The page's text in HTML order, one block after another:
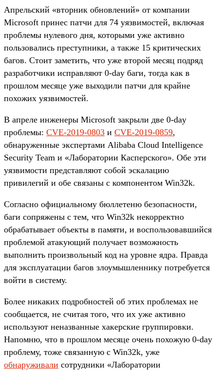
Апрельский «вторник обновлений» от компании
Microsoft принес патчи для 74 уязвимостей, включая
проблемы нулевого дня, которыми уже активно
пользовались преступники, а также 15 критических
багов. Стоит заметить, что уже второй месяц подряд
разработчики исправляют 0-day баги, тогда как в
прошлом месяце уже выходили патчи для крайне
похожих уязвимостей.
В апреле инженеры Microsoft закрыли две 0-day
проблемы: CVE-2019-0803 и CVE-2019-0859,
обнаруженные экспертами Alibaba Cloud Intelligence
Security Team и «Лаборатории Касперского». Обе эти
уязвимости представляют собой эскалацию
привилегий и обе связаны с компонентом Win32k.
Согласно официальному бюллетеню безопасности,
баги сопряжены с тем, что Win32k некорректно
обрабатывает объекты в памяти, и воспользовавшийся
проблемой атакующий получает возможность
выполнить произвольный код на уровне ядра. Правда
для эксплуатации багов злоумышленнику потребуется
войти в систему.
Более никаких подробностей об этих проблемах не
сообщается, не считая того, что их уже активно
используют неназванные хакерские группировки.
Напомню, что в прошлом месяце очень похожую 0-day
проблему, тоже связанную с Win32k, уже
обнаруживали сотрудники «Лаборатории